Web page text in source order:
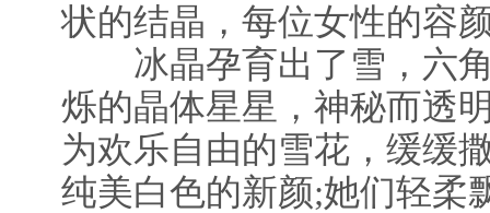
状的结晶，每位女性的容
冰晶孕育出了雪，六角
烁的晶体星星，神秘而透
为欢乐自由的雪花，缓缓
纯美白色的新颜;她们轻柔